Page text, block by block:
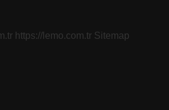
https://lemo.com.tr Sitemap